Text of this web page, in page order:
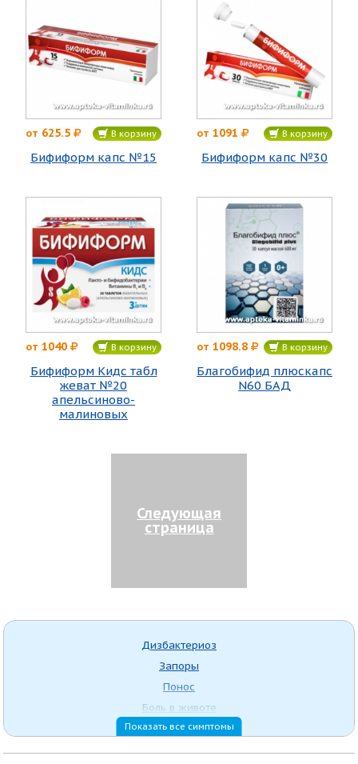
от 625.5 В корзину
Бифиформ капс №15
от 1091 В корзину
Бифиформ капс №30
от 1040 В корзину
Бифиформ Кидс табл
жеват №20
апельсиново-
малиновых
от 1098.8 В корзину
Благобифид плюскапс
N60 БАД
Следующая
страница
Дизбактериоз
Запоры
Понос
Боль в животе
Вздутие живота
Показать все симптомы